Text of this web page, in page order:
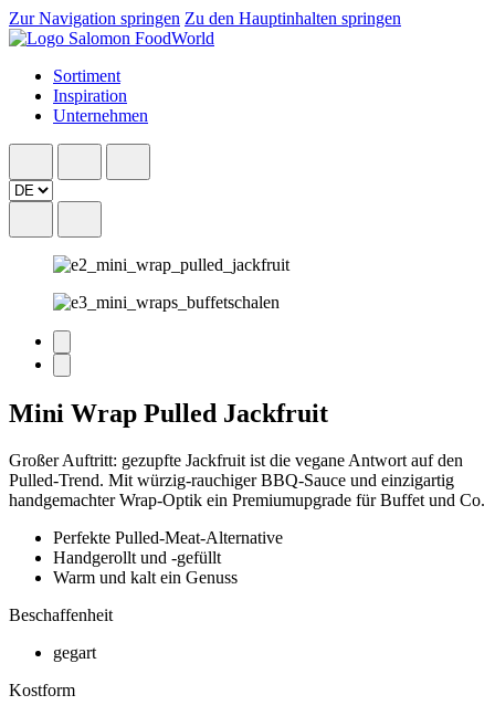
Zur Navigation springen Zu den Hauptinhalten springen
Sortiment
Inspiration
Unternehmen
Mini Wrap Pulled Jackfruit
Großer Auftritt: gezupfte Jackfruit ist die vegane Antwort auf den
Pulled-Trend. Mit würzig-rauchiger BBQ-Sauce und einzigartig
handgemachter Wrap-Optik ein Premiumupgrade für Buffet und Co.
Perfekte Pulled-Meat-Alternative
Handgerollt und -gefüllt
Warm und kalt ein Genuss
Beschaffenheit
gegart
Kostform